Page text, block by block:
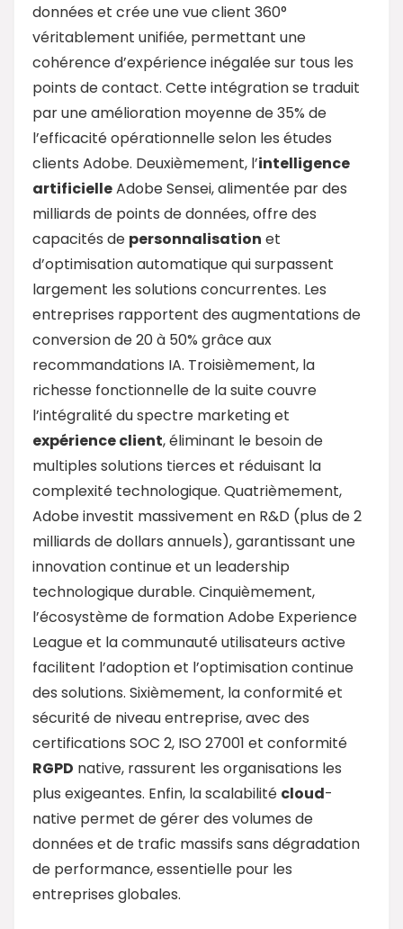
données et crée une vue client 360°
véritablement unifiée, permettant une
cohérence d’expérience inégalée sur tous les
points de contact. Cette intégration se traduit
par une amélioration moyenne de 35% de
l’efficacité opérationnelle selon les études
clients Adobe. Deuxièmement, l’intelligence
artificielleAdobe Sensei, alimentée par des
milliards de points de données, offre des
capacités de personnalisation et
d’optimisation automatique qui surpassent
largement les solutions concurrentes. Les
entreprises rapportent des augmentations de
conversion de 20 à 50% grâce aux
recommandations IA. Troisièmement, la
richesse fonctionnelle de la suite couvre
l’intégralité du spectre marketing et
expérience client, éliminant le besoin de
multiples solutions tierces et réduisant la
complexité technologique. Quatrièmement,
Adobe investit massivement en R&D (plus de 2
milliards de dollars annuels), garantissant une
innovation continue et un leadership
technologique durable. Cinquièmement,
l’écosystème de formation Adobe Experience
League et la communauté utilisateurs active
facilitent l’adoption et l’optimisation continue
des solutions. Sixièmement, la conformité et
sécurité de niveau entreprise, avec des
certifications SOC 2, ISO 27001 et conformité
RGPD native, rassurent les organisations les
plus exigeantes. Enfin, la scalabilité cloud-
native permet de gérer des volumes de
données et de trafic massifs sans dégradation
de performance, essentielle pour les
entreprises globales.